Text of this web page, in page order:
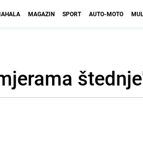
MAGAZIN SPORT AUTO-MOTO